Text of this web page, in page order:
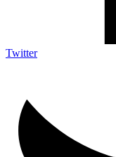
Twitter